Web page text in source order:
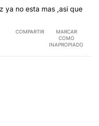
ya no esta mas ,asi que
COMPARTIR
MARCAR
COMO
INAPROPIADO